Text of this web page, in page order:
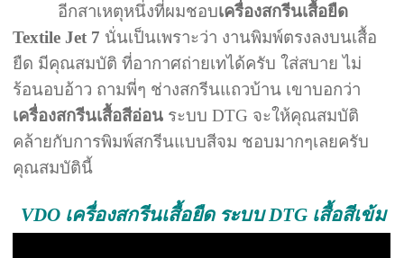
อีกสาเหตุหนึ่งที่ผมชอบเครื่องสกรีนเสื้อยืด
Textile Jet 7 นั่นเป็นเพราะว่า งานพิมพ์ตรงลงบนเสื้อ
ยืด มีคุณสมบัติ ที่อากาศถ่ายเทได้ครับ ใส่สบาย ไม่
ร้อนอบอ้าว ถามพี่ๆ ช่างสกรีนแถวบ้าน เขาบอกว่า
เครื่องสกรีนเสื้อสีอ่อน ระบบ DTG จะให้คุณสมบัติ
คล้ายกับการพิมพ์สกรีนแบบสีจม ชอบมากๆเลยครับ
คุณสมบัตินี้
VDO เครื่องสกรีนเสื้อยืด ระบบ DTG เสื้อสีเข้ม